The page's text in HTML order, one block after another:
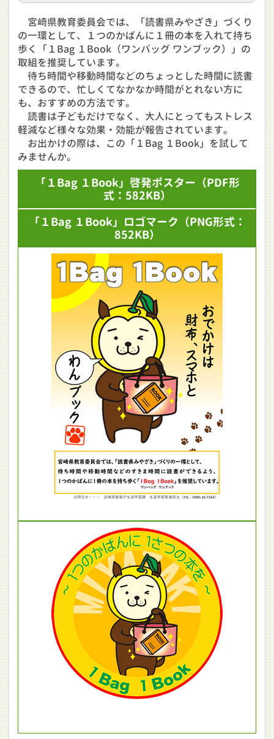
宮崎県教育委員会では、「読書県みやざき」づくり
の一環として、１つのかばんに１冊の本を入れて持ち
歩く「１Bag １Book（ワンバッグ ワンブック）」の
取組を推奨しています。
待ち時間や移動時間などのちょっとした時間に読書
できるので、忙しくてなかなか時間がとれない方に
も、おすすめの方法です。
読書は子どもだけでなく、大人にとってもストレス
軽減など様々な効果・効能が報告されています。
お出かけの際は、この「１Bag １Book」を試して
みませんか。
「１Bag １Book」啓発ポスター （PDF形
式：582KB）
「１Bag １Book」ロゴマーク （PNG形式：
852KB）